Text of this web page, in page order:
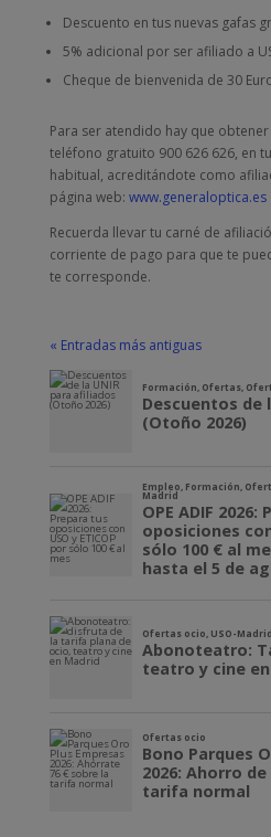
Descuento en tus nuevas gafas
5% adicional por ser afiliado a
Cheque de bienvenida de 30
Para ser atendido hay que
teléfono gratuito 900 626 626, en
habitual, acreditándote como
página web: www.generaloptica.es
Recuerda llevar tu carné de
corriente de pago para que te
te corresponde.
« Entradas más antiguas